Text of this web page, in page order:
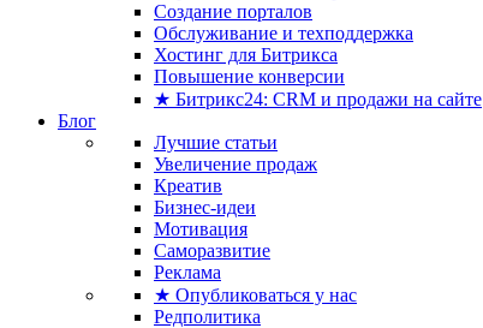
Создание порталов
Обслуживание и техподдержка
Хостинг для Битрикса
Повышение конверсии
★ Битрикс24: CRM и продажи на сайте
Блог
Лучшие статьи
Увеличение продаж
Креатив
Бизнес-идеи
Мотивация
Саморазвитие
Реклама
★ Опубликоваться у нас
Редполитика